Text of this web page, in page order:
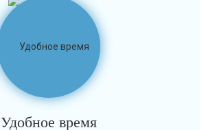
Удобное время